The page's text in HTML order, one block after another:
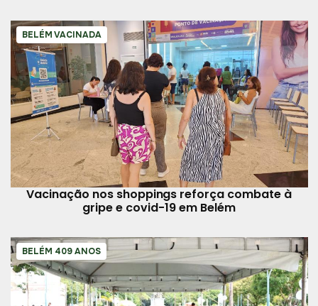
BELÉM VACINADA
Vacinação nos shoppings reforça combate à
gripe e covid-19 em Belém
BELÉM 409 ANOS